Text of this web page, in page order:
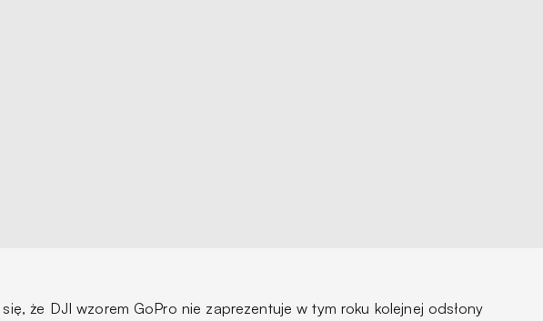
że DJI wzorem GoPro nie zaprezentuje w tym roku kolejnej odsłony